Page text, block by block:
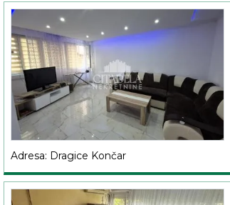
Adresa: Dragice Končar